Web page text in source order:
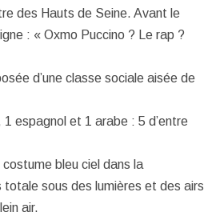
des Hauts de Seine. Avant le
: « Oxmo Puccino ? Le rap ?
d’une classe sociale aisée de
espagnol et 1 arabe : 5 d’entre
bleu ciel dans la
totale sous des lumières et des airs
air.